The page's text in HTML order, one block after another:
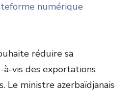
numérique
réduire sa
à-vis des exportations
Le ministre azerbaïdjanais